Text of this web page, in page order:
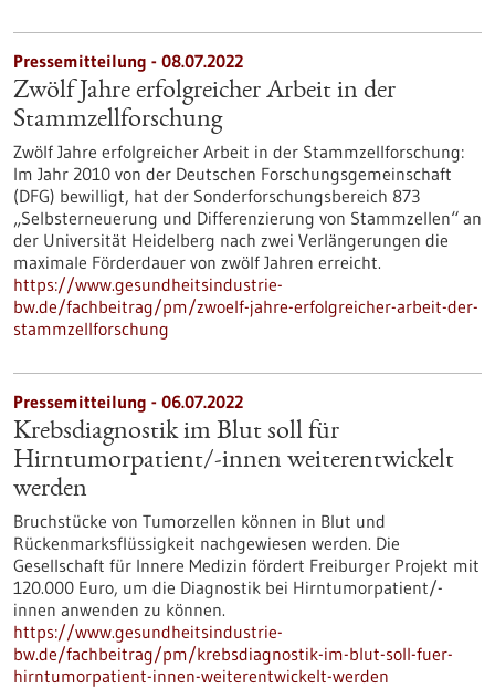
Pressemitteilung - 08.07.2022
Zwölf Jahre erfolgreicher Arbeit in der
Stammzellforschung
Zwölf Jahre erfolgreicher Arbeit in der Stammzellforschung:
Im Jahr 2010 von der Deutschen Forschungsgemeinschaft
(DFG) bewilligt, hat der Sonderforschungsbereich 873
„Selbsterneuerung und Differenzierung von Stammzellen“ an
der Universität Heidelberg nach zwei Verlängerungen die
maximale Förderdauer von zwölf Jahren erreicht.
https://www.gesundheitsindustrie-
bw.de/fachbeitrag/pm/zwoelf-jahre-erfolgreicher-arbeit-der-
stammzellforschung
Pressemitteilung - 06.07.2022
Krebsdiagnostik im Blut soll für
Hirntumorpatient/-innen weiterentwickelt
werden
Bruchstücke von Tumorzellen können in Blut und
Rückenmarksflüssigkeit nachgewiesen werden. Die
Gesellschaft für Innere Medizin fördert Freiburger Projekt mit
120.000 Euro, um die Diagnostik bei Hirntumorpatient/-
innen anwenden zu können.
https://www.gesundheitsindustrie-
bw.de/fachbeitrag/pm/krebsdiagnostik-im-blut-soll-fuer-
hirntumorpatient-innen-weiterentwickelt-werden